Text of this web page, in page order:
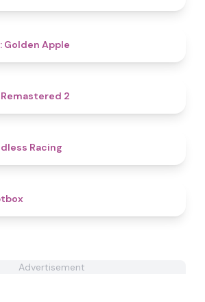
Golden Apple
2
Racing
Advertisement